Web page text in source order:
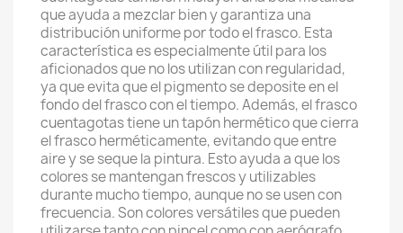
que ayuda a mezclar bien y garantiza una
distribución uniforme por todo el frasco. Esta
característica es especialmente útil para los
aficionados que no los utilizan con regularidad,
ya que evita que el pigmento se deposite en el
fondo del frasco con el tiempo. Además, el frasco
cuentagotas tiene un tapón hermético que cierra
el frasco herméticamente, evitando que entre
aire y se seque la pintura. Esto ayuda a que los
colores se mantengan frescos y utilizables
durante mucho tiempo, aunque no se usen con
frecuencia. Son colores versátiles que pueden